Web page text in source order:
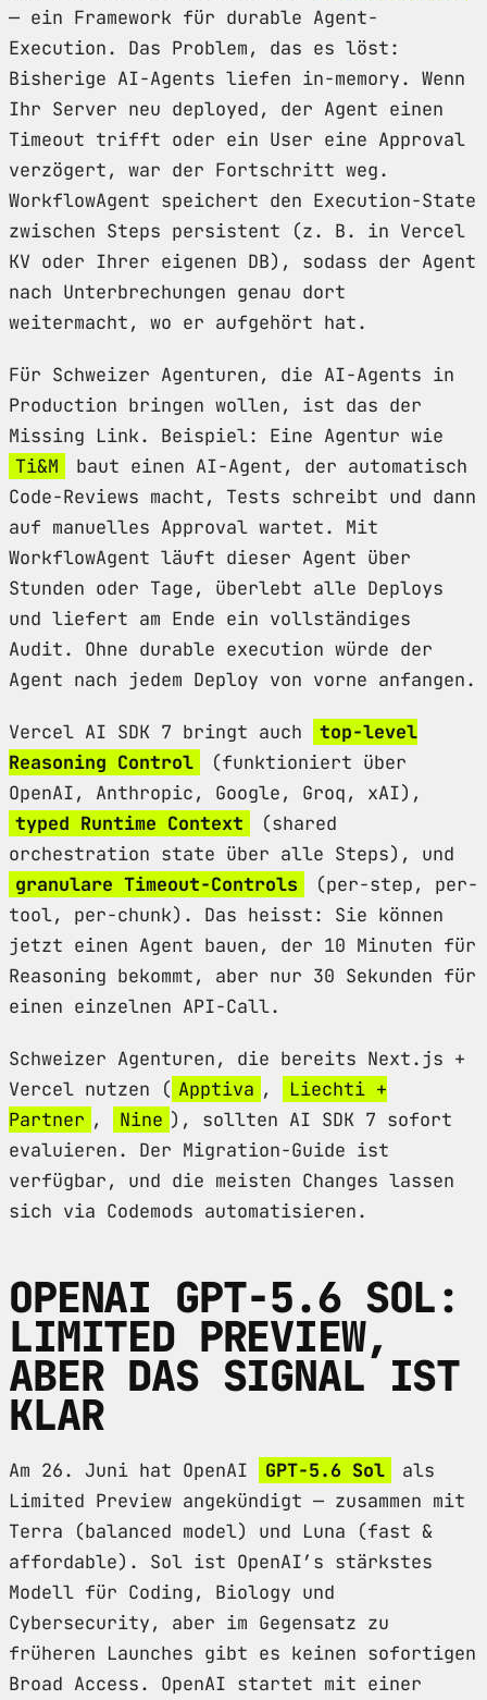
— ein Framework für durable Agent-
Execution. Das Problem, das es löst:
Bisherige AI-Agents liefen in-memory. Wenn
Ihr Server neu deployed, der Agent einen
Timeout trifft oder ein User eine Approval
verzögert, war der Fortschritt weg.
WorkflowAgent speichert den Execution-State
zwischen Steps persistent (z. B. in Vercel
KV oder Ihrer eigenen DB), sodass der Agent
nach Unterbrechungen genau dort
weitermacht, wo er aufgehört hat.
Für Schweizer Agenturen, die AI-Agents in
Production bringen wollen, ist das der
Missing Link. Beispiel: Eine Agentur wie
Ti&M
baut einen AI-Agent, der automatisch
Code-Reviews macht, Tests schreibt und dann
auf manuelles Approval wartet. Mit
WorkflowAgent läuft dieser Agent über
Stunden oder Tage, überlebt alle Deploys
und liefert am Ende ein vollständiges
Audit. Ohne durable execution würde der
Agent nach jedem Deploy von vorne anfangen.
Vercel AI SDK 7 bringt auch
top-level
Reasoning Control
(funktioniert über
OpenAI, Anthropic, Google, Groq, xAI),
typed Runtime Context
(shared
orchestration state über alle Steps), und
granulare Timeout-Controls
(per-step, per-
tool, per-chunk). Das heisst: Sie können
jetzt einen Agent bauen, der 10 Minuten für
Reasoning bekommt, aber nur 30 Sekunden für
einen einzelnen API-Call.
Schweizer Agenturen, die bereits Next.js +
Vercel nutzen ( Apptiva ,
Liechti +
Partner , Nine ), sollten AI SDK 7 sofort
evaluieren. Der Migration-Guide ist
verfügbar, und die meisten Changes lassen
sich via Codemods automatisieren.
OPENAI GPT-5.6 SOL:
LIMITED PREVIEW,
ABER DAS SIGNAL IST
KLAR
Am 26. Juni hat OpenAI GPT-5.6 Sol
als
Limited Preview angekündigt — zusammen mit
Terra (balanced model) und Luna (fast &
affordable). Sol ist OpenAI’s stärkstes
Modell für Coding, Biology und
Cybersecurity, aber im Gegensatz zu
früheren Launches gibt es keinen sofortigen
Broad Access. OpenAI startet mit einer